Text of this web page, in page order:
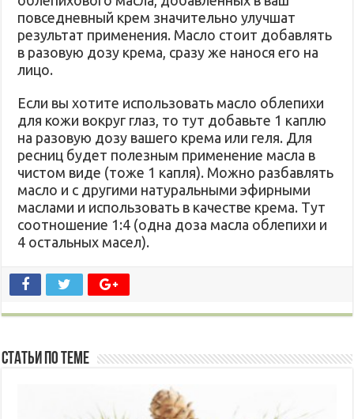
повседневный крем значительно улучшат
результат применения. Масло стоит добавлять
в разовую дозу крема, сразу же нанося его на
лицо.
Если вы хотите использовать масло облепихи
для кожи вокруг глаз, то тут добавьте 1 каплю
на разовую дозу вашего крема или геля. Для
ресниц будет полезным применение масла в
чистом виде (тоже 1 капля). Можно разбавлять
масло и с другими натуральными эфирными
маслами и использовать в качестве крема. Тут
соотношение 1:4 (одна доза масла облепихи и
4 остальных масел).
Статьи по Теме